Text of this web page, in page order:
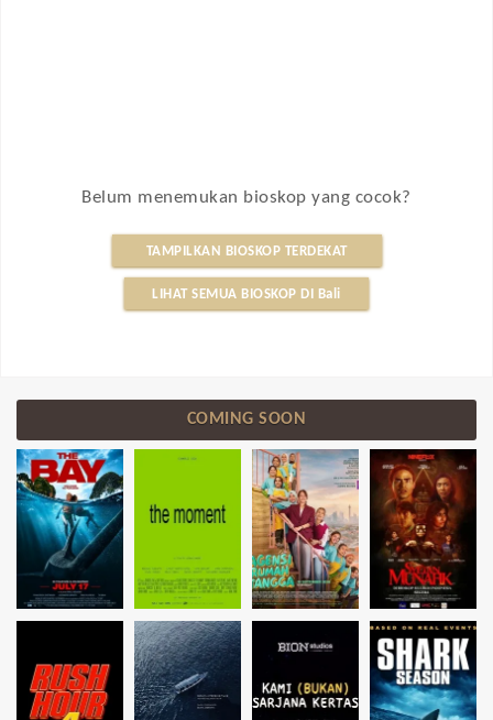
Belum menemukan bioskop yang cocok?
TAMPILKAN BIOSKOP TERDEKAT
LIHAT SEMUA BIOSKOP DI Bali
COMING SOON